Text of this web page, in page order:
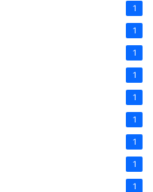
1
1
1
1
1
1
1
1
1